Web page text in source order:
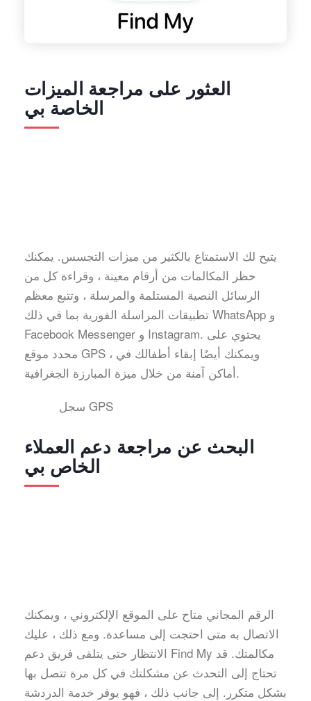
العثور على مراجعة الميزات
الخاصة بي
يتيح لك الاستمتاع بالكثير من ميزات التجسس. يمكنك
حظر المكالمات من أرقام معينة ، وقراءة كل من
الرسائل النصية المستلمة والمرسلة ، وتتبع معظم
تطبيقات المراسلة الفورية بما في ذلك WhatsApp و
Facebook Messenger و Instagram. يحتوي على
محدد موقع GPS ، ويمكنك أيضًا إبقاء أطفالك في
أماكن آمنة من خلال ميزة المبارزة الجغرافية.
سجل GPS
البحث عن مراجعة دعم العملاء
الخاص بي
الرقم المجاني متاح على الموقع الإلكتروني ، ويمكنك
الاتصال به متى احتجت إلى مساعدة. ومع ذلك ، عليك
الانتظار حتى يتلقى فريق دعم Find My مكالمتك. قد
تحتاج إلى التحدث عن مشكلتك في كل مرة تتصل بها
بشكل متكرر. إلى جانب ذلك ، فهو يوفر خدمة الدردشة